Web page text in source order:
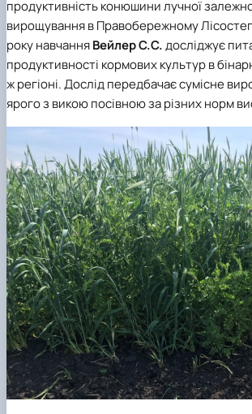
продуктивність конюшини лучної залежно
вирощування в Правобережному
року навчанняВейлер С.С.досліджує
продуктивності кормових культур в
ж регіоні. Дослід передбачає сумісне
ярого з викою посівною за різних норм